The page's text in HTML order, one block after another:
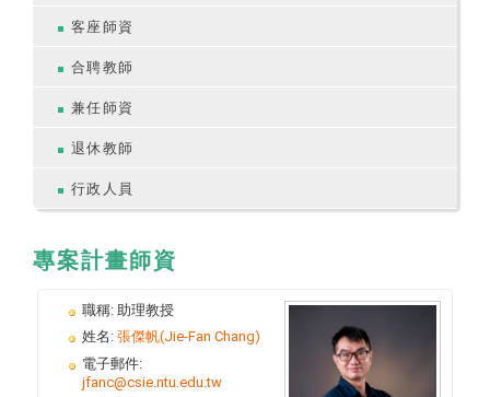
客座師資
合聘教師
兼任師資
退休教師
行政人員
專案計畫師資
職稱: 助理教授
姓名: 張傑帆(Jie-Fan Chang)
電子郵件:
jfanc@csie.ntu.edu.tw